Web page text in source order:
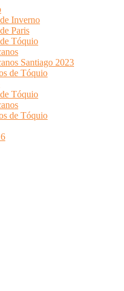
Inverno
Paris
Tóquio
Santiago 2023
de Tóquio
Tóquio
de Tóquio